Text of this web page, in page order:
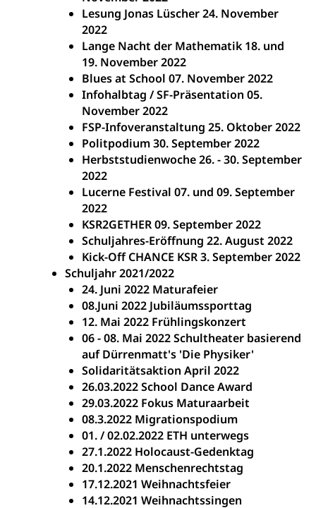
Lesung Jonas Lüscher 24. November
2022
Lange Nacht der Mathematik 18. und
19. November 2022
Blues at School 07. November 2022
Infohalbtag / SF-Präsentation 05.
November 2022
FSP-Infoveranstaltung 25. Oktober 2022
Politpodium 30. September 2022
Herbststudienwoche 26. - 30. September
2022
Lucerne Festival 07. und 09. September
2022
KSR2GETHER 09. September 2022
Schuljahres-Eröffnung 22. August 2022
Kick-Off CHANCE KSR 3. September 2022
Schuljahr 2021/2022
24. Juni 2022 Maturafeier
08.Juni 2022 Jubiläumssporttag
12. Mai 2022 Frühlingskonzert
06 - 08. Mai 2022 Schultheater basierend
auf Dürrenmatt's 'Die Physiker'
Solidaritätsaktion April 2022
26.03.2022 School Dance Award
29.03.2022 Fokus Maturaarbeit
08.3.2022 Migrationspodium
01. / 02.02.2022 ETH unterwegs
27.1.2022 Holocaust-Gedenktag
20.1.2022 Menschenrechtstag
17.12.2021 Weihnachtsfeier
14.12.2021 Weihnachtssingen